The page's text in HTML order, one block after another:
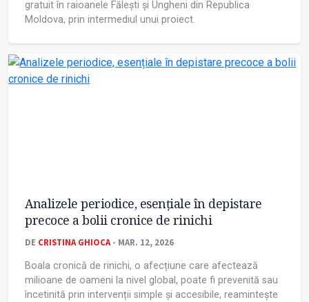
gratuit în raioanele Fălești și Ungheni din Republica
Moldova, prin intermediul unui proiect.
Analizele periodice, esențiale în depistare
precoce a bolii cronice de rinichi
DE CRISTINA GHIOCA- MAR. 12, 2026
Boala cronică de rinichi, o afecțiune care afectează
milioane de oameni la nivel global, poate fi prevenită sau
încetinită prin intervenții simple și accesibile, reamintește